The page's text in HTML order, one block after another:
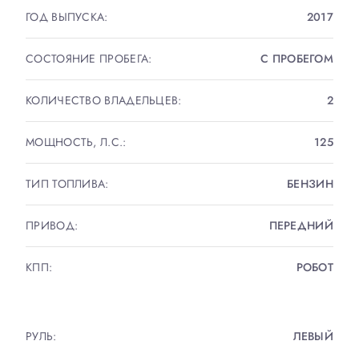
√ Возможен зачет вашего автомобиля.
√ Установка дополнительного оборудования
МЕСТО ОСМОТРА - ХАСАНСКАЯ УЛ., ДОМ 5!
ГОД ВЫПУСКА: 2017
СОСТОЯНИЕ ПРОБЕГА: С ПРОБЕГОМ
КОЛИЧЕСТВО ВЛАДЕЛЬЦЕВ: 2
МОЩНОСТЬ, Л.С.: 125
ТИП ТОПЛИВА: БЕНЗИН
ПРИВОД: ПЕРЕДНИЙ
КПП: РОБОТ
РУЛЬ: ЛЕВЫЙ